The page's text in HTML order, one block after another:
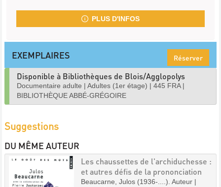
PLUS D'INFOS
EXEMPLAIRES Réserver
Disponible à Bibliothèques de Blois/Agglopolys
Documentaire adulte | Adultes (1er étage) | 445 FRA|
BIBLIOTHÈQUE ABBÉ-GRÉGOIRE
Suggestions
DU MÊME AUTEUR
Les chaussettes de l'archiduchesse :
et autres défis de la prononciation
Beaucarne, Julos (1936-....). Auteur |